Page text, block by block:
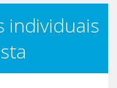
individuais